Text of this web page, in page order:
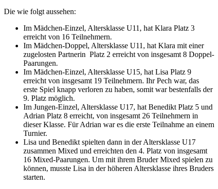
Die wie folgt aussehen:
Im Mädchen-Einzel, Altersklasse U11, hat Klara Platz 3
erreicht von 16 Teilnehmern.
Im Mädchen-Doppel, Altersklasse U11, hat Klara mit einer
zugelosten Partnerin Platz 2 erreicht von insgesamt 8 Doppel-
Paarungen.
Im Mädchen-Einzel, Altersklasse U15, hat Lisa Platz 9
erreicht von insgesamt 19 Teilnehmern. Ihr Pech war, das
erste Spiel knapp verloren zu haben, somit war bestenfalls der
9. Platz möglich.
Im Jungen-Einzel, Altersklasse U17, hat Benedikt Platz 5 und
Adrian Platz 8 erreicht, von insgesamt 26 Teilnehmern in
dieser Klasse. Für Adrian war es die erste Teilnahme an einem
Turnier.
Lisa und Benedikt spielten dann in der Altersklasse U17
zusammen Mixed und erreichten den 4. Platz von insgesamt
16 Mixed-Paarungen. Um mit ihrem Bruder Mixed spielen zu
können, musste Lisa in der höheren Altersklasse ihres Bruders
starten.